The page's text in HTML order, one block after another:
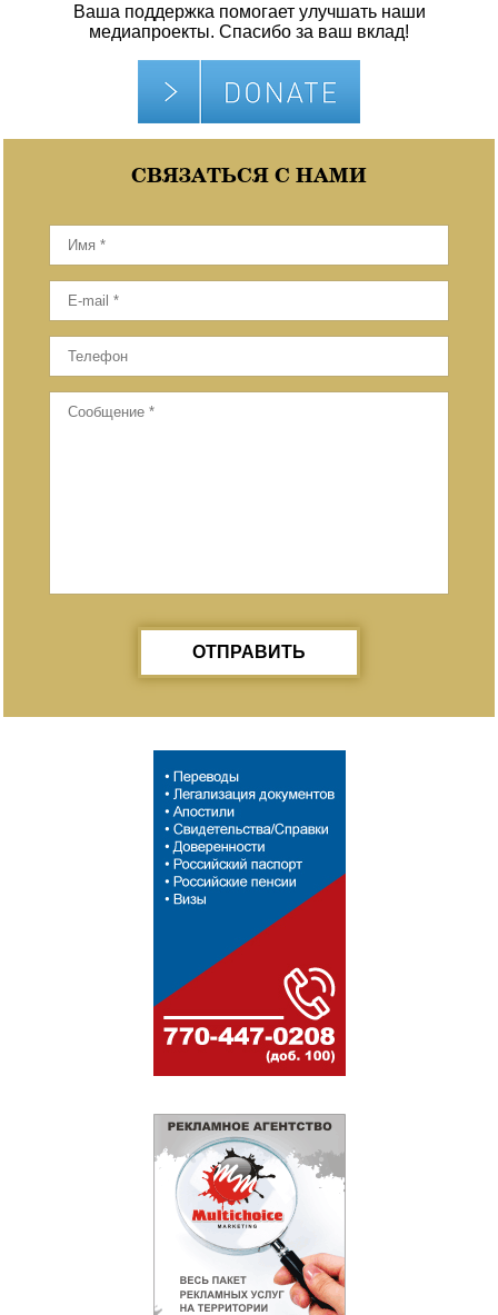
Ваша поддержка помогает улучшать наши
медиапроекты. Спасибо за ваш вклад!
СВЯЗАТЬСЯ С НАМИ
ОТПРАВИТЬ